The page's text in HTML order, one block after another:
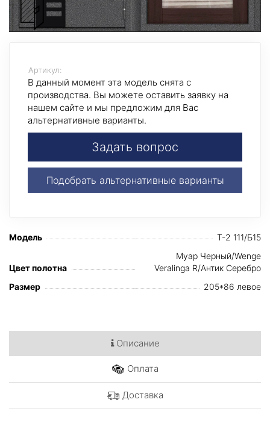
Артикул:
В данный момент эта модель снята с
производства. Вы можете оставить заявку на
нашем сайте и мы предложим для Вас
альтернативные варианты.
Задать вопрос
Подобрать альтернативные варианты
Модель T-2 111/Б15
Цвет полотна
Муар Черный/Wenge
Veralinga R/Антик Серебро
Размер
205*86 левое
Описание
Оплата
Доставка